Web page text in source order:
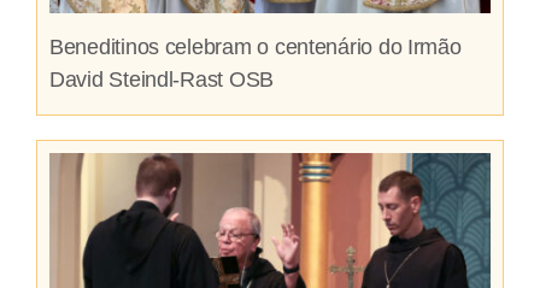
Beneditinos celebram o centenário do Irmão
David Steindl-Rast OSB